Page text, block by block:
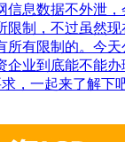
信息数据不外泄
限制，不过虽然
所有限制的。今
企业到底能不能
，一起来了解下吧